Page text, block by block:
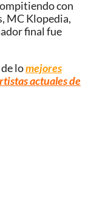
con
MC Klopedia,
final fue
lomejores
actuales de